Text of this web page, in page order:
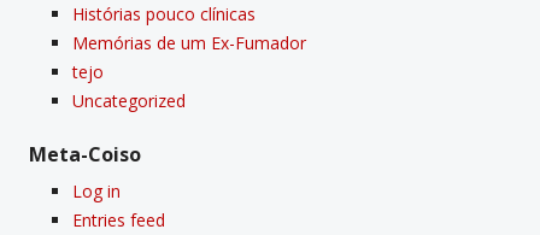
Histórias pouco clí­nicas
Memórias de um Ex-Fumador
tejo
Uncategorized
Meta-Coiso
Log in
Entries feed